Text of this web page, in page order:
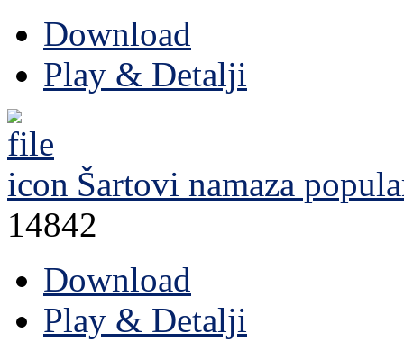
Download
Play & Detalji
Šartovi namaza
14842
Download
Play & Detalji